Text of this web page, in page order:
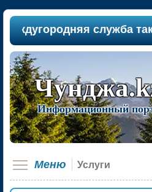
служба
Информационный
Меню Услуги